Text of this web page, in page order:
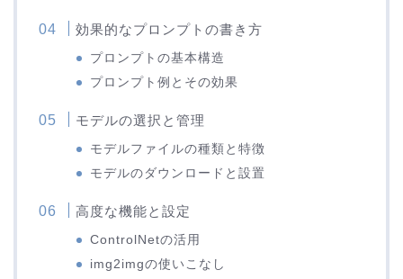
効果的なプロンプトの書き方
プロンプトの基本構造
プロンプト例とその効果
モデルの選択と管理
モデルファイルの種類と特徴
モデルのダウンロードと設置
高度な機能と設定
ControlNetの活用
img2imgの使いこなし